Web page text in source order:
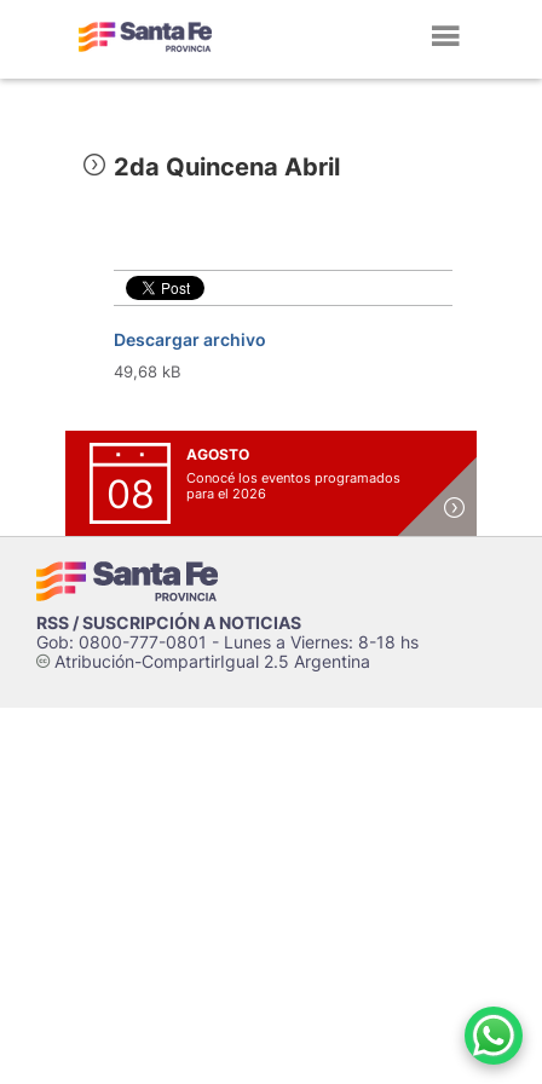
2da Quincena Abril
Descargar archivo
49,68 kB
08
AGOSTO
Conocé los eventos programados
para el 2026
RSS / SUSCRIPCIÓN A NOTICIAS
Gob: 0800-777-0801 - Lunes a Viernes: 8-18 hs
cAtribución-CompartirIgual 2.5 Argentina